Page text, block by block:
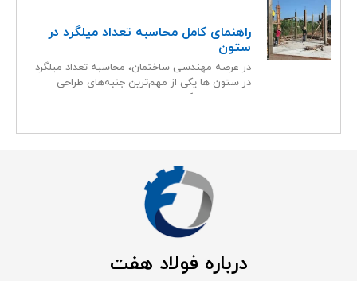
راهنمای کامل محاسبه تعداد میلگرد در
ستون
در عرصه مهندسی ساختمان، محاسبه تعداد میلگرد
در ستون ها یکی از مهم‌ترین جنبه‌های طراحی
سازه‌ای است که
درباره فولاد هفت